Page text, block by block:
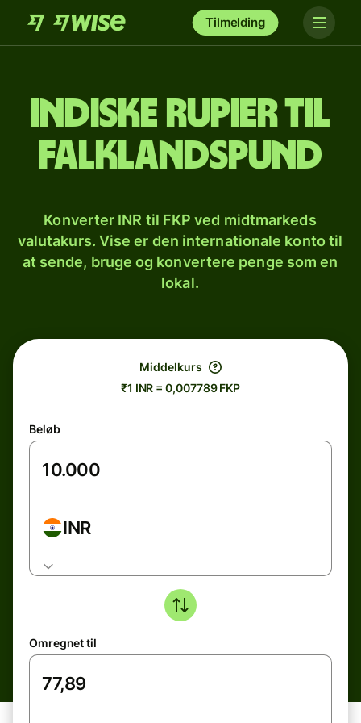
Tilmelding
Indiske rupier til
falklandspund
Konverter INR til FKP ved midtmarkeds
valutakurs. Vise er den internationale konto til
at sende, bruge og konvertere penge som en
lokal.
Middelkurs
₹1 INR = 0,007789 FKP
Beløb
INR
Omregnet til